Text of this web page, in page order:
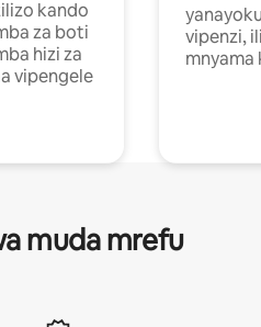
kando
za boti
hizi za
vipengele
vipenzi,
mnyama
muda mrefu